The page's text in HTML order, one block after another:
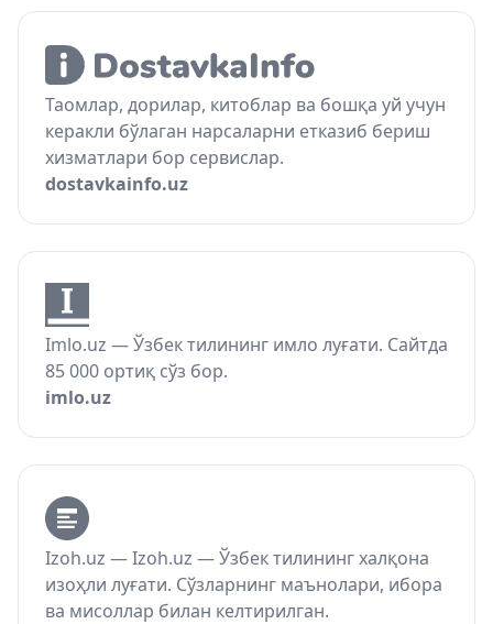
Таомлар, дорилар, китоблар ва бошқа уй учун
керакли бўлаган нарсаларни етказиб бериш
хизматлари бор сервислар.
dostavkainfo.uz
Imlo.uz — Ўзбек тилининг имло луғати. Сайтда
85 000 ортиқ сўз бор.
imlo.uz
Izoh.uz — Izoh.uz — Ўзбек тилининг халқона
изоҳли луғати. Сўзларнинг маънолари, ибора
ва мисоллар билан келтирилган.